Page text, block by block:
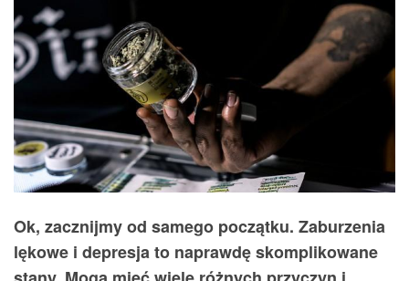
Ok, zacznijmy od samego początku. Zaburzenia
lękowe i depresja to naprawdę skomplikowane